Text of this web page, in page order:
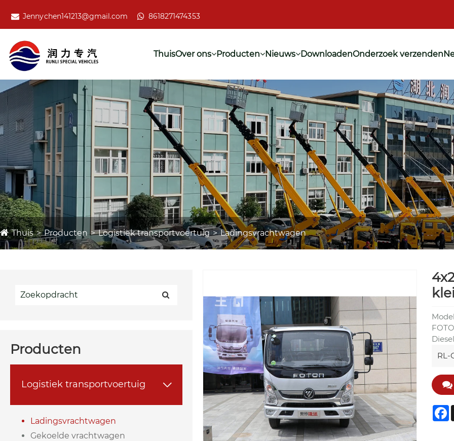
Jennychen141213@gmail.com 8618271474353
ThuisOver ons Producten Nieuws DownloadenOnderzoek verzenden
Thuis Producten Logistiek transportvoertuig Ladingsvrachtwagen
Producten
Logistiek transportvoertuig 
Ladingsvrachtwagen
Gekoelde vrachtwagen
RL-